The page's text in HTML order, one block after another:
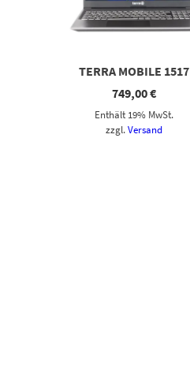
TERRA MOBILE 1517
749,00€
Enthält 19% MwSt.
zzgl.Versand